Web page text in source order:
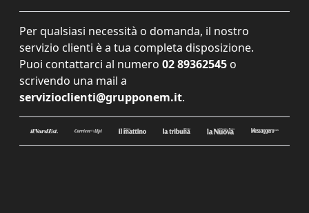
Per qualsiasi necessità o domanda, il nostro
servizio clienti è a tua completa disposizione.
Puoi contattarci al numero 02 89362545 o
scrivendo una mail a
servizioclienti@grupponem.it.